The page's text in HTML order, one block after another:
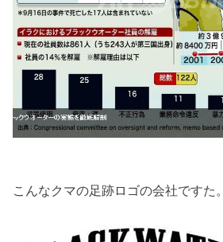
こんなクマの足跡ロゴの会社ですた。